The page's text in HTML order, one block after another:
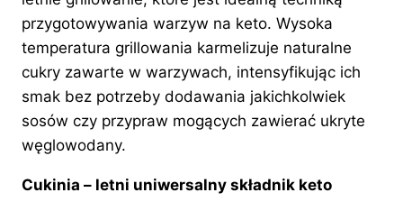
przygotowywania warzyw na keto. Wysoka
temperatura grillowania karmelizuje naturalne
cukry zawarte w warzywach, intensyfikując ich
smak bez potrzeby dodawania jakichkolwiek
sosów czy przypraw mogących zawierać ukryte
węglowodany.
Cukinia – letni uniwersalny składnik keto